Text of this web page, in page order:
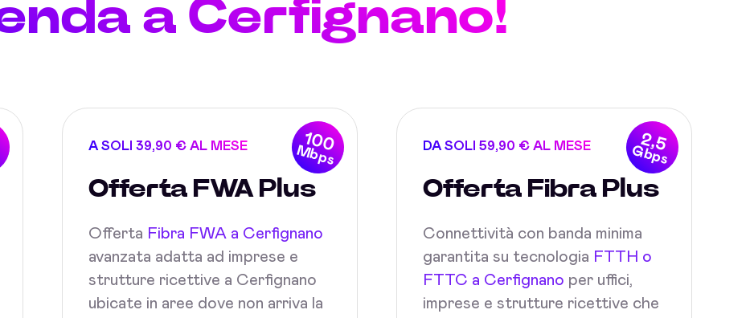
a Cerfignano!
100
Mbps
A SOLI 39,90 € AL MESE
Offerta FWA Plus
Offerta Fibra FWA a Cerfignano
avanzata adatta ad imprese e
strutture ricettive a Cerfignano
ubicate in aree dove non arriva la
2,5
Gbps
DA SOLI 59,90 € AL MESE
Offerta Fibra Plus
Connettività con banda minima
garantita su tecnologia FTTH o
FTTC a Cerfignano per uffici,
imprese e strutture ricettive che